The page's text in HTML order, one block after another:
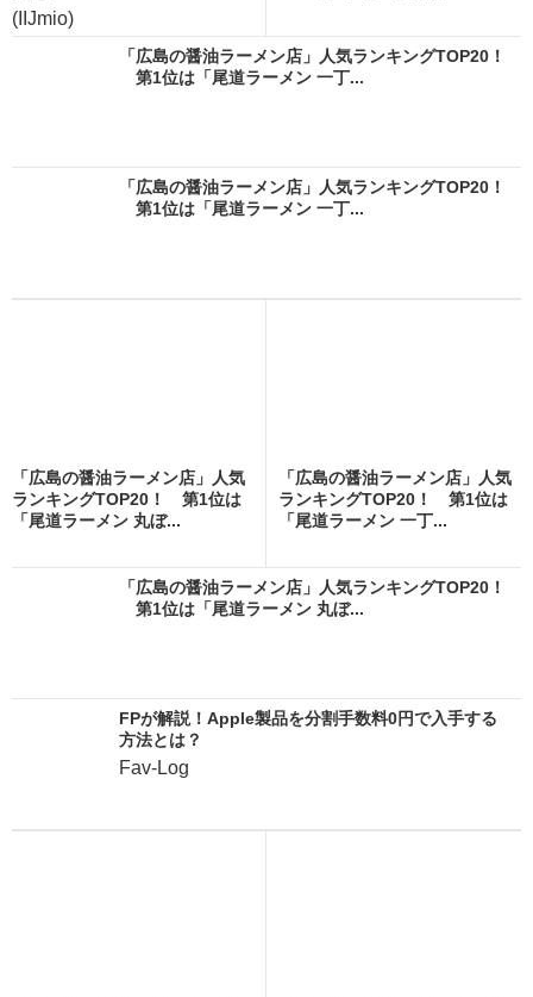
(IIJmio)
「広島の醤油ラーメン店」人気ランキングTOP20！
第1位は「尾道ラーメン 一丁...
「広島の醤油ラーメン店」人気ランキングTOP20！
第1位は「尾道ラーメン 一丁...
「広島の醤油ラーメン店」人気
ランキングTOP20！ 第1位は
「尾道ラーメン 丸ぼ...
「広島の醤油ラーメン店」人気
ランキングTOP20！ 第1位は
「尾道ラーメン 一丁...
「広島の醤油ラーメン店」人気ランキングTOP20！
第1位は「尾道ラーメン 丸ぼ...
FPが解説！Apple製品を分割手数料0円で入手する
方法とは？
Fav-Log